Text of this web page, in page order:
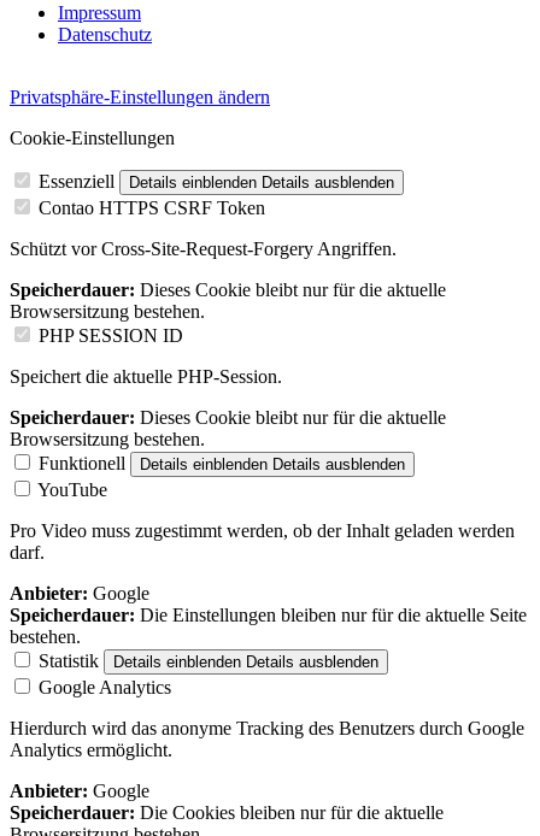
Impressum
Datenschutz
Privatsphäre-Einstellungen ändern
Cookie-Einstellungen
Essenziell Details einblenden Details ausblenden
Contao HTTPS CSRF Token
Schützt vor Cross-Site-Request-Forgery Angriffen.
Speicherdauer: Dieses Cookie bleibt nur für die aktuelle
Browsersitzung bestehen.
PHP SESSION ID
Speichert die aktuelle PHP-Session.
Speicherdauer: Dieses Cookie bleibt nur für die aktuelle
Browsersitzung bestehen.
Funktionell
Details einblenden Details ausblenden
YouTube
Pro Video muss zugestimmt werden, ob der Inhalt geladen werden
darf.
Anbieter: Google
Speicherdauer: Die Einstellungen bleiben nur für die aktuelle Seite
bestehen.
Statistik
Details einblenden Details ausblenden
Google Analytics
Hierdurch wird das anonyme Tracking des Benutzers durch Google
Analytics ermöglicht.
Anbieter: Google
Speicherdauer: Die Cookies bleiben nur für die aktuelle